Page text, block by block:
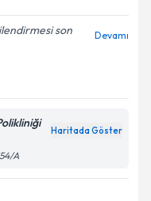
son
Devamı
Haritada Göster
A